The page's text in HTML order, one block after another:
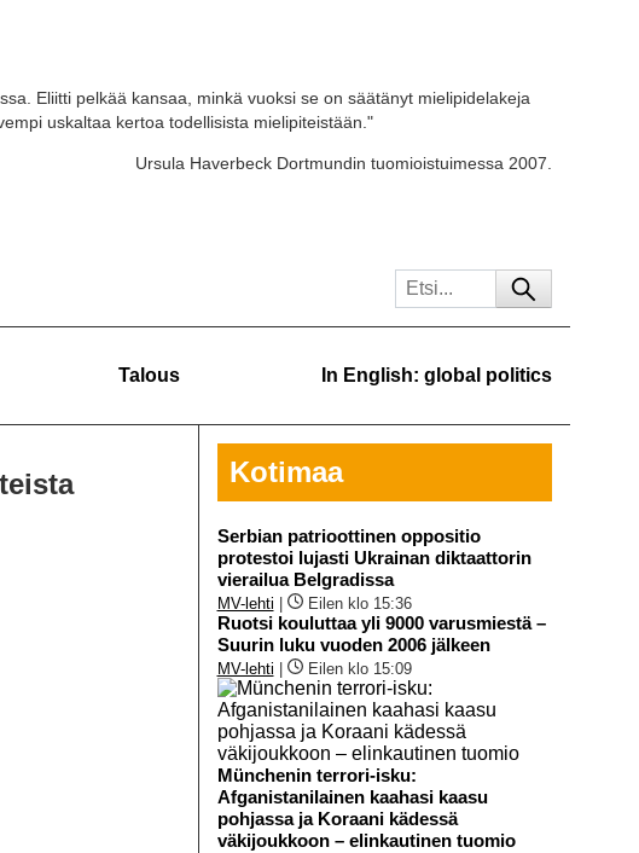
Eliitti pelkää kansaa, minkä vuoksi se on säätänyt mielipidelakeja
uskaltaa kertoa todellisista mielipiteistään."
Ursula Haverbeck Dortmundin tuomioistuimessa 2007.
Talous In English: global politics
Kotimaa
Serbian patrioottinen oppositio
protestoi lujasti Ukrainan diktaattorin
vierailua Belgradissa
MV-lehti Eilen klo 15:36
Ruotsi kouluttaa yli 9000 varusmiestä –
Suurin luku vuoden 2006 jälkeen
MV-lehti Eilen klo 15:09
Münchenin terrori-isku:
Afganistanilainen kaahasi kaasu
pohjassa ja Koraani kädessä
väkijoukkoon – elinkautinen tuomio